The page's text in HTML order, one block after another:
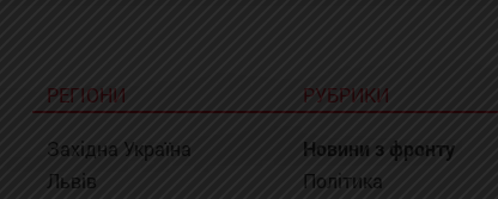
РЕГІОНИ
Західна Україна
Львів
РУБРИКИ
Новини з фронту
Політика